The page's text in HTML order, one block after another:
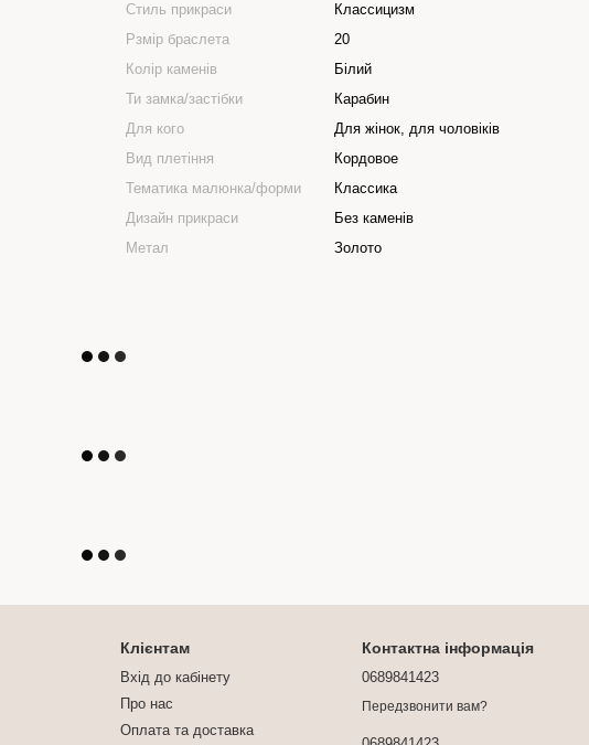
Стиль прикраси
Классицизм
Рзмір браслета
20
Колір каменів
Білий
Ти замка/застібки
Карабин
Для кого
Для жінок, для чоловіків
Вид плетіння
Кордовое
Тематика малюнка/форми
Классика
Дизайн прикраси
Без каменів
Метал
Золото
Клієнтам
Вхід до кабінету
Про нас
Оплата та доставка
Контактна інформація
0689841423
Передзвонити вам?